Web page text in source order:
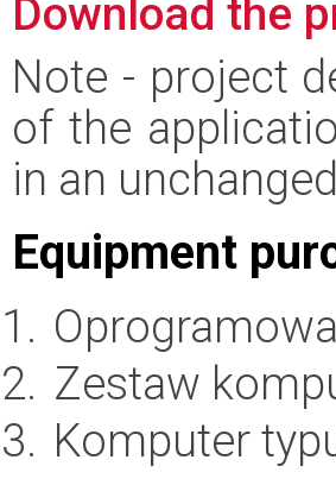
Download the
Note - project
of the
in an
Equipment
Zestaw
Komputer